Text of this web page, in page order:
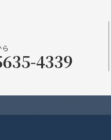
4339